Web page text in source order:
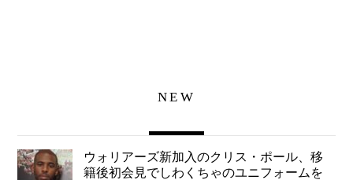
NEW
ウォリアーズ新加入のクリス・ポール、移
籍後初会見でしわくちゃのユニフォームを